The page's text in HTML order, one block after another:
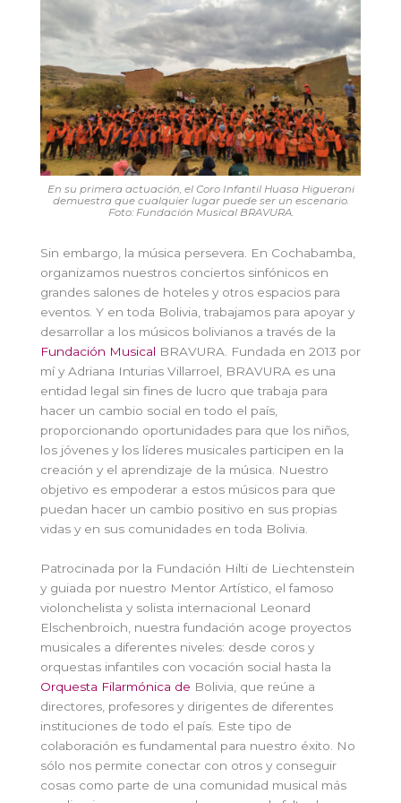
En su primera actuación, el Coro Infantil Huasa Higuerani
demuestra que cualquier lugar puede ser un escenario.
Foto: Fundación Musical BRAVURA.
Sin embargo, la música persevera. En Cochabamba,
organizamos nuestros conciertos sinfónicos en
grandes salones de hoteles y otros espacios para
eventos. Y en toda Bolivia, trabajamos para apoyar y
desarrollar a los músicos bolivianos a través de la
Fundación Musical BRAVURA. Fundada en 2013 por
mí y Adriana Inturias Villarroel, BRAVURA es una
entidad legal sin fines de lucro que trabaja para
hacer un cambio social en todo el país,
proporcionando oportunidades para que los niños,
los jóvenes y los líderes musicales participen en la
creación y el aprendizaje de la música. Nuestro
objetivo es empoderar a estos músicos para que
puedan hacer un cambio positivo en sus propias
vidas y en sus comunidades en toda Bolivia.
Patrocinada por la Fundación Hilti de Liechtenstein
y guiada por nuestro Mentor Artístico, el famoso
violonchelista y solista internacional Leonard
Elschenbroich, nuestra fundación acoge proyectos
musicales a diferentes niveles: desde coros y
orquestas infantiles con vocación social hasta la
Orquesta Filarmónica de Bolivia, que reúne a
directores, profesores y dirigentes de diferentes
instituciones de todo el país. Este tipo de
colaboración es fundamental para nuestro éxito. No
sólo nos permite conectar con otros y conseguir
cosas como parte de una comunidad musical más